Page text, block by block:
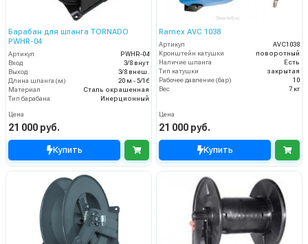
Барабан для шланга TORNADO
PWHR-04
Артикул
PWHR-04
Вход
3/8 внут
Выход
3/8 внеш.
Длина шланга (м)
20 м - 5/16
Материал
Сталь окрашенная
Тип барабана
Инерционный
Цена
21 000 руб.
Купить
Ramex AVC 1038
Артикул
AVC1038
Кронштейн катушки
поворотный
Наличие шланга
Есть
Тип катушки
закрытая
Рабочее давление (бар)
10
Вес
7 кг
Цена
21 000 руб.
Купить